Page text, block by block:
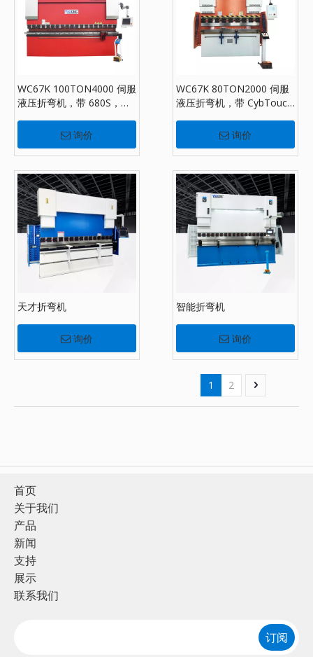
WC67K 100TON4000 伺服
液压折弯机，带 680S，板
询价
WC67K 80TON2000 伺服
液压折弯机，带 CybTouch
询价
天才折弯机
询价
智能折弯机
询价
1 2
首页
关于我们
产品
新闻
支持
展示
联系我们
订阅